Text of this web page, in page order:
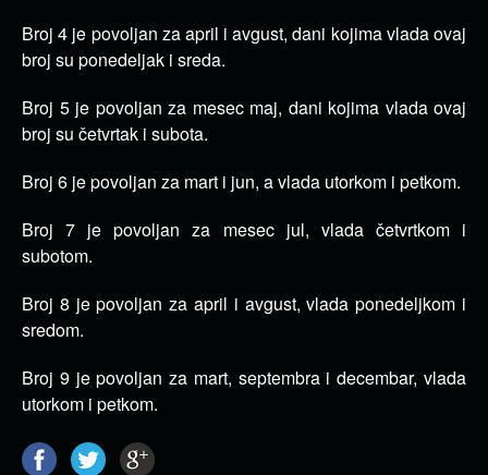
Broj 4 je povoljan za april i avgust, dani kojima vlada ovaj
broj su ponedeljak i sreda.
Broj 5 je povoljan za mesec maj, dani kojima vlada ovaj
broj su četvrtak i subota.
Broj 6 je povoljan za mart i jun, a vlada utorkom i petkom.
Broj 7 je povoljan za mesec jul, vlada četvrtkom i
subotom.
Broj 8 je povoljan za april i avgust, vlada ponedeljkom i
sredom.
Broj 9 je povoljan za mart, septembra i decembar, vlada
utorkom i petkom.